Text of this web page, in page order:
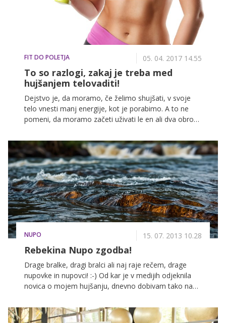
FIT DO POLETJA 05. 04. 2017 14.55
To so razlogi, zakaj je treba med
hujšanjem telovaditi!
Dejstvo je, da moramo, če želimo shujšati, v svoje
telo vnesti manj energije, kot je porabimo. A to ne
pomeni, da moramo začeti uživati le en ali dva obroka
več manjših obrokov na dan, pri čemer moramo paziti
na to, kaj uživamo, v svoje življenje pa moramo
obvezno vključiti tudi redno vadbo.
NUPO 15. 07. 2013 10.28
Rebekina Nupo zgodba!
Drage bralke, dragi bralci ali naj raje rečem, drage
nupovke in nupovci! :-) Od kar je v medijih odjeknila
novica o mojem hujšanju, dnevno dobivam tako na
zakaj.....